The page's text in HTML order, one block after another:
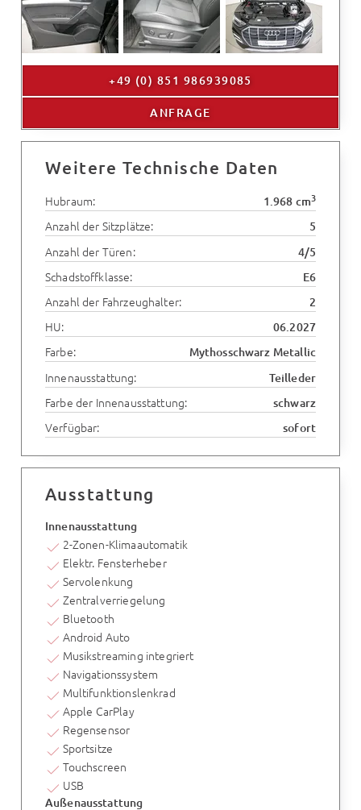
+49 (0) 851 986939085
ANFRAGE
Weitere Technische Daten
Hubraum: 1.968 cm3
Anzahl der Sitzplätze: 5
Anzahl der Türen: 4/5
Schadstoffklasse: E6
Anzahl der Fahrzeughalter: 2
HU: 06.2027
Farbe: Mythosschwarz Metallic
Innenausstattung: Teilleder
Farbe der Innenausstattung: schwarz
Verfügbar: sofort
Ausstattung
Innenausstattung
2-Zonen-Klimaautomatik
Elektr. Fensterheber
Servolenkung
Zentralverriegelung
Bluetooth
Android Auto
Musikstreaming integriert
Navigationssystem
Multifunktionslenkrad
Apple CarPlay
Regensensor
Sportsitze
Touchscreen
USB
Außenausstattung